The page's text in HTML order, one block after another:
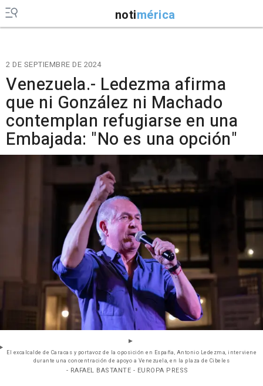
notimérica
2 DE SEPTIEMBRE DE 2024
Venezuela.- Ledezma afirma
que ni González ni Machado
contemplan refugiarse en una
Embajada: "No es una opción"
El excalcalde de Caracas y portavoz de la oposición en España, Antonio Ledezma, interviene
durante una concentración de apoyo a Venezuela, en la plaza de Cibeles
- RAFAEL BASTANTE - EUROPA PRESS